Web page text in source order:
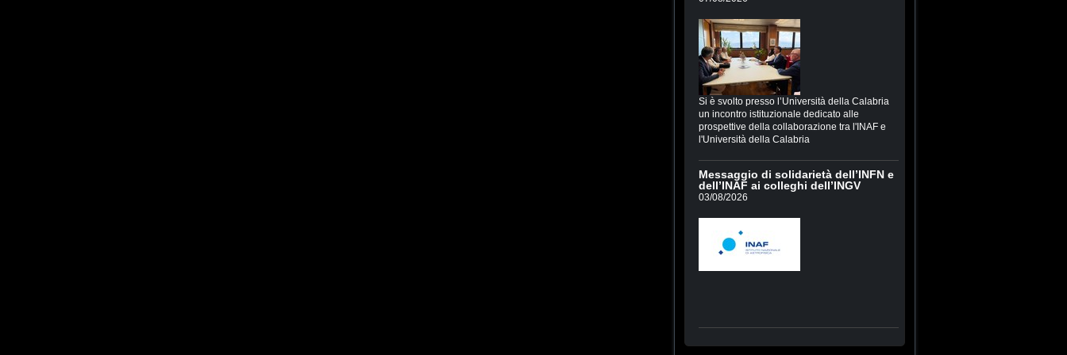
Si è svolto presso l’Università della Calabria
un incontro istituzionale dedicato alle
prospettive della collaborazione tra l'INAF e
l'Università della Calabria
Messaggio di solidarietà dell’INFN e
dell’INAF ai colleghi dell’INGV
03/08/2026